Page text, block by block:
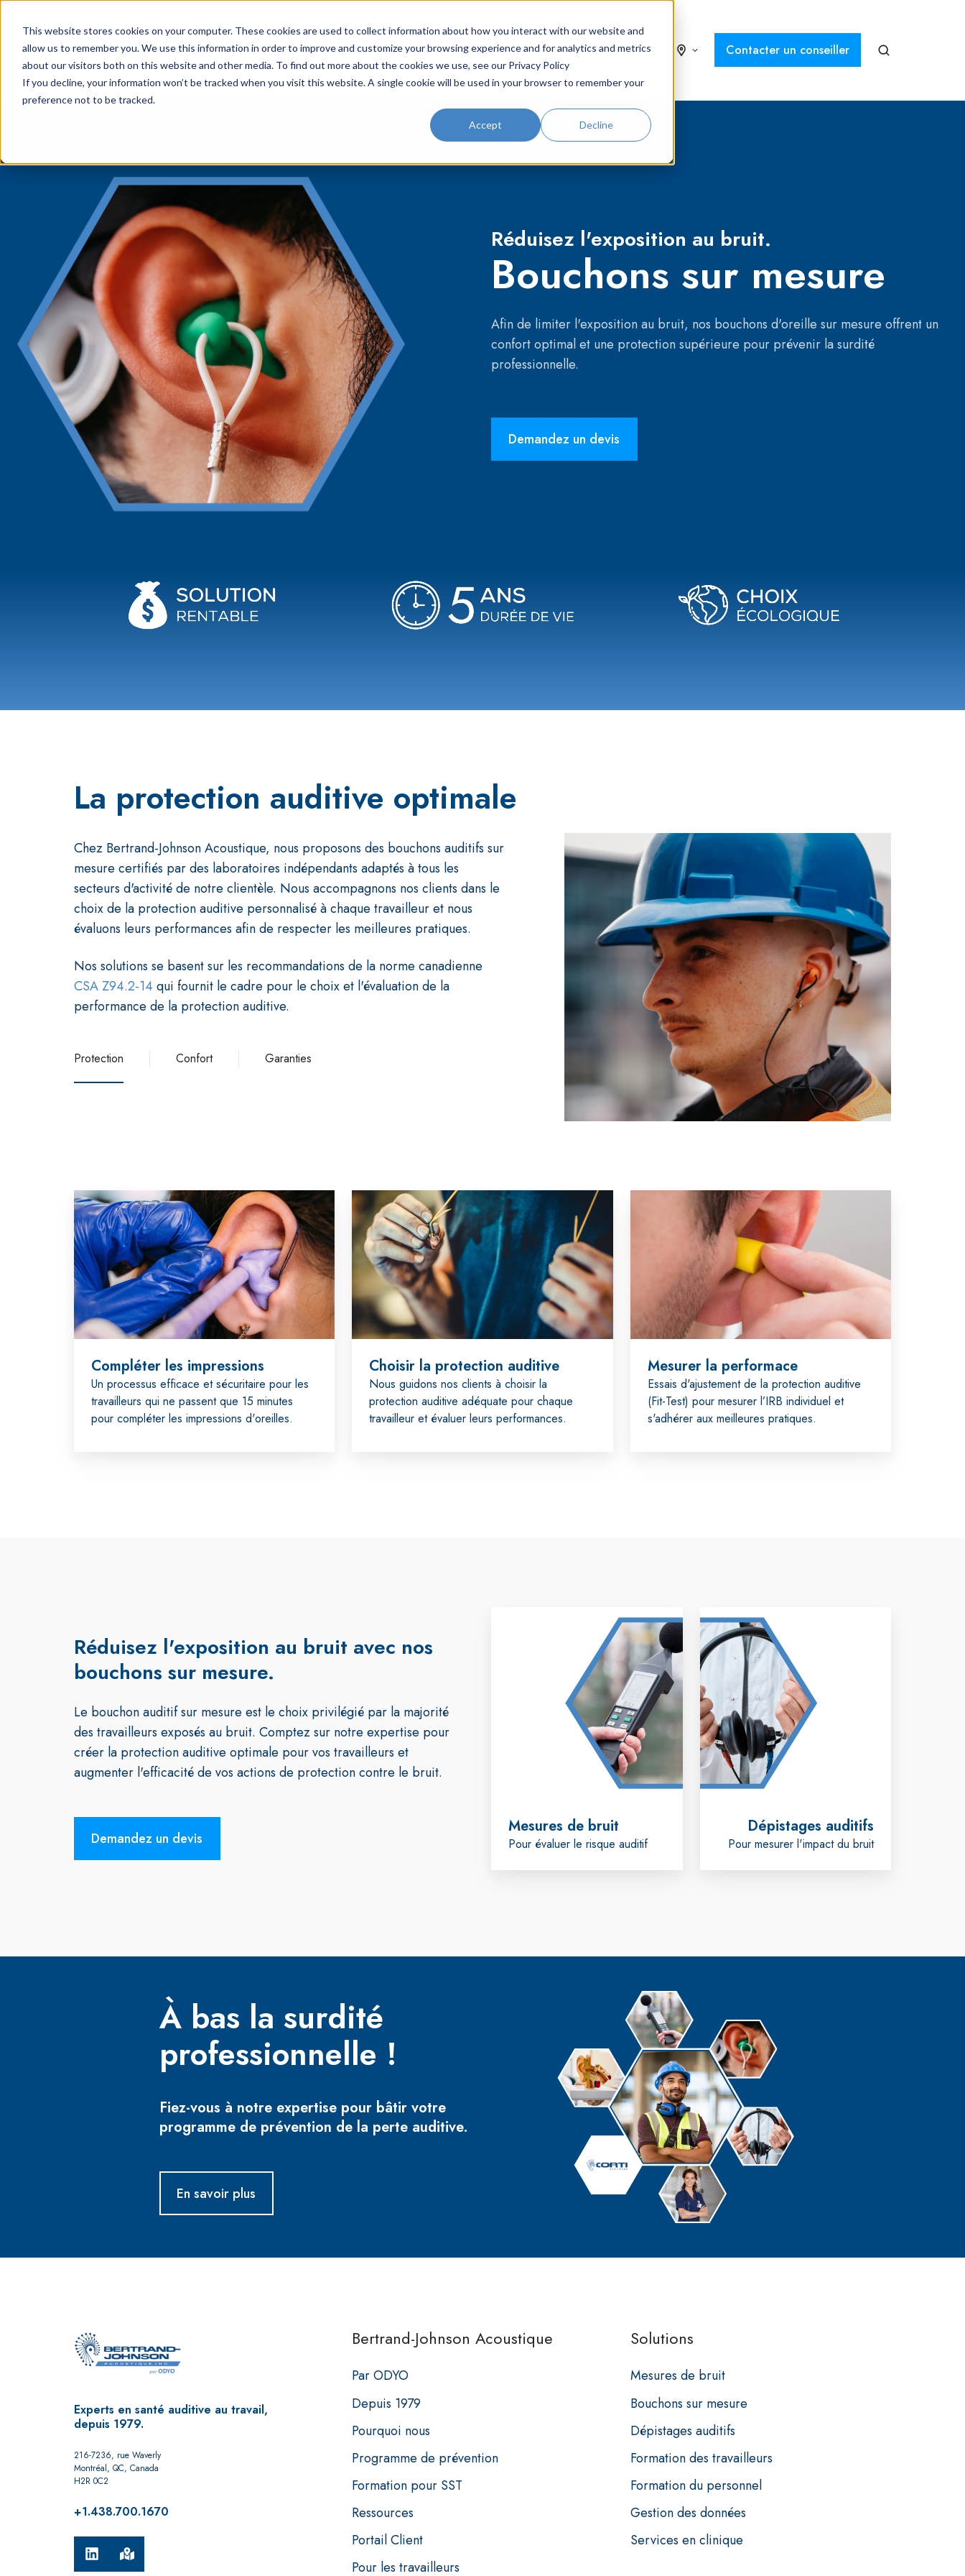
This website stores cookies on your computer. These cookies are used to collect information about how you interact with our website and
allow us to remember you. We use this information in order to improve and customize your browsing experience and for analytics and metrics
about our visitors both on this website and other media. To find out more about the cookies we use, see our Privacy Policy
If you decline, your information won’t be tracked when you visit this website. A single cookie will be used in your browser to remember your
preference not to be tracked.
Accept Decline
Programme de prévention Solutions Ressources Contacter un conseiller
Réduisez l'exposition au bruit.
Bouchons sur mesure
Afin de limiter l'exposition au bruit, nos bouchons d'oreille sur mesure offrent un
confort optimal et une protection supérieure pour prévenir la surdité
professionnelle.
Demandez un devis
La protection auditive optimale
Chez Bertrand-Johnson Acoustique, nous proposons des bouchons auditifs sur
mesure certifiés par des laboratoires indépendants adaptés à tous les
secteurs d'activité de notre clientèle. Nous accompagnons nos clients dans le
choix de la protection auditive personnalisé à chaque travailleur et nous
évaluons leurs performances afin de respecter les meilleures pratiques.
Nos solutions se basent sur les recommandations de la norme canadienne
CSA Z94.2-14 qui fournit le cadre pour le choix et l'évaluation de la
performance de la protection auditive.
Protection Confort Garanties
Compléter
les
impressions
Compléter les impressions
Un processus efficace et sécuritaire pour les
travailleurs qui ne passent que 15 minutes
pour compléter les impressions d'oreilles.
Choisir
la
protection
auditive
Choisir la protection auditive
Nous guidons nos clients à choisir la
protection auditive adéquate pour chaque
travailleur et évaluer leurs performances.
Mesurer la performace
Essais d'ajustement de la protection auditive
(Fit-Test) pour mesurer l’IRB individuel et
s'adhérer aux meilleures pratiques.
Réduisez l'exposition au bruit avec nos
bouchons sur mesure.
Le bouchon auditif sur mesure est le choix privilégié par la majorité
des travailleurs exposés au bruit. Comptez sur notre expertise pour
créer la protection auditive optimale pour vos travailleurs et
augmenter l'efficacité de vos actions de protection contre le bruit.
Demandez un devis
Mesures de bruit
Pour évaluer le risque auditif
Dépistages auditifs
Pour mesurer l'impact du bruit
Dépistages
auditifs
À bas la surdité
professionnelle !
Fiez-vous à notre expertise pour bâtir votre
programme de prévention de la perte auditive.
En savoir plus
Experts en santé auditive au travail,
depuis 1979.
216-7236, rue Waverly
Montréal, QC, Canada
H2R 0C2
+1.438.700.1670
Bertrand-Johnson Acoustique
Par ODYO
Depuis 1979
Pourquoi nous
Programme de prévention
Formation pour SST
Ressources
Portail Client
Pour les travailleurs
Solutions
Mesures de bruit
Bouchons sur mesure
Dépistages auditifs
Formation des travailleurs
Formation du personnel
Gestion des données
Services en clinique